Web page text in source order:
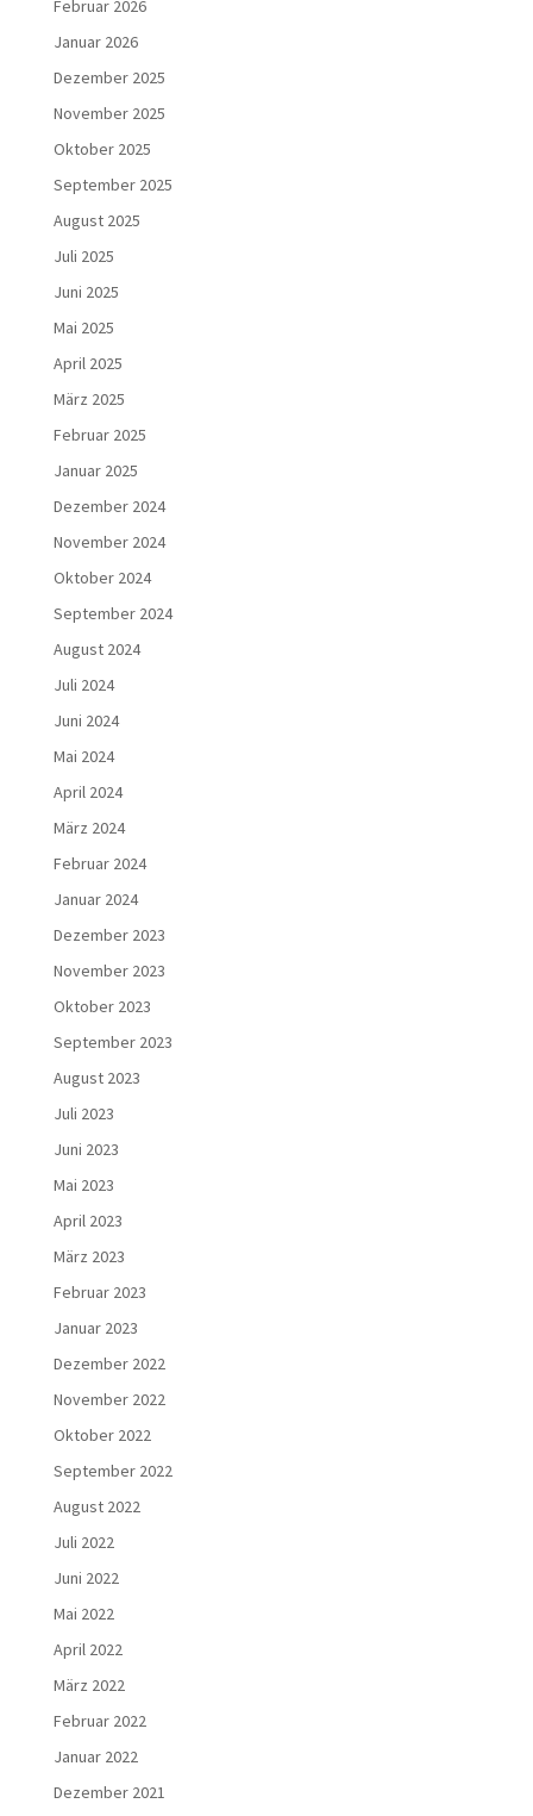
Februar 2026
Januar 2026
Dezember 2025
November 2025
Oktober 2025
September 2025
August 2025
Juli 2025
Juni 2025
Mai 2025
April 2025
März 2025
Februar 2025
Januar 2025
Dezember 2024
November 2024
Oktober 2024
September 2024
August 2024
Juli 2024
Juni 2024
Mai 2024
April 2024
März 2024
Februar 2024
Januar 2024
Dezember 2023
November 2023
Oktober 2023
September 2023
August 2023
Juli 2023
Juni 2023
Mai 2023
April 2023
März 2023
Februar 2023
Januar 2023
Dezember 2022
November 2022
Oktober 2022
September 2022
August 2022
Juli 2022
Juni 2022
Mai 2022
April 2022
März 2022
Februar 2022
Januar 2022
Dezember 2021